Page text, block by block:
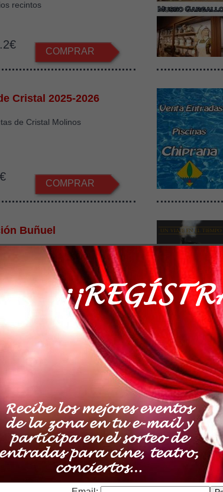
recintos
COMPRAR
Cristal 2025-2026
de Cristal Molinos
COMPRAR
Buñuel
Buñuel de Calanda
COMPRAR
Pardo
0.5€
COMPRAR